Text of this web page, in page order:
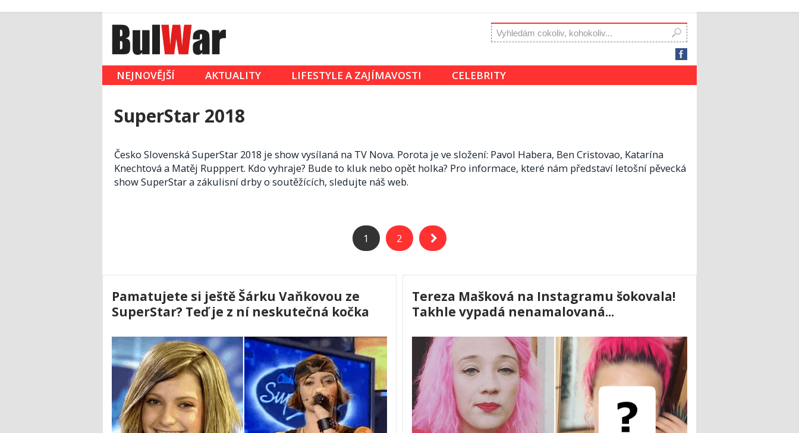
NEJNOVĚJŠÍ AKTUALITY LIFESTYLE A ZAJÍMAVOSTI CELEBRITY
SuperStar 2018
Česko Slovenská SuperStar 2018 je show vysílaná na TV Nova. Porota je ve složení: Pavol Habera, Ben Cristovao, Katarína
Knechtová a Matěj Rupppert. Kdo vyhraje? Bude to kluk nebo opět holka? Pro informace, které nám představí letošní pěvecká
show SuperStar a zákulisní drby o soutěžících, sledujte náš web.
1 2
Pamatujete si ještě Šárku Vaňkovou ze
SuperStar? Teď je z ní neskutečná kočka
Tereza Mašková na Instagramu šokovala!
Takhle vypadá nenamalovaná...